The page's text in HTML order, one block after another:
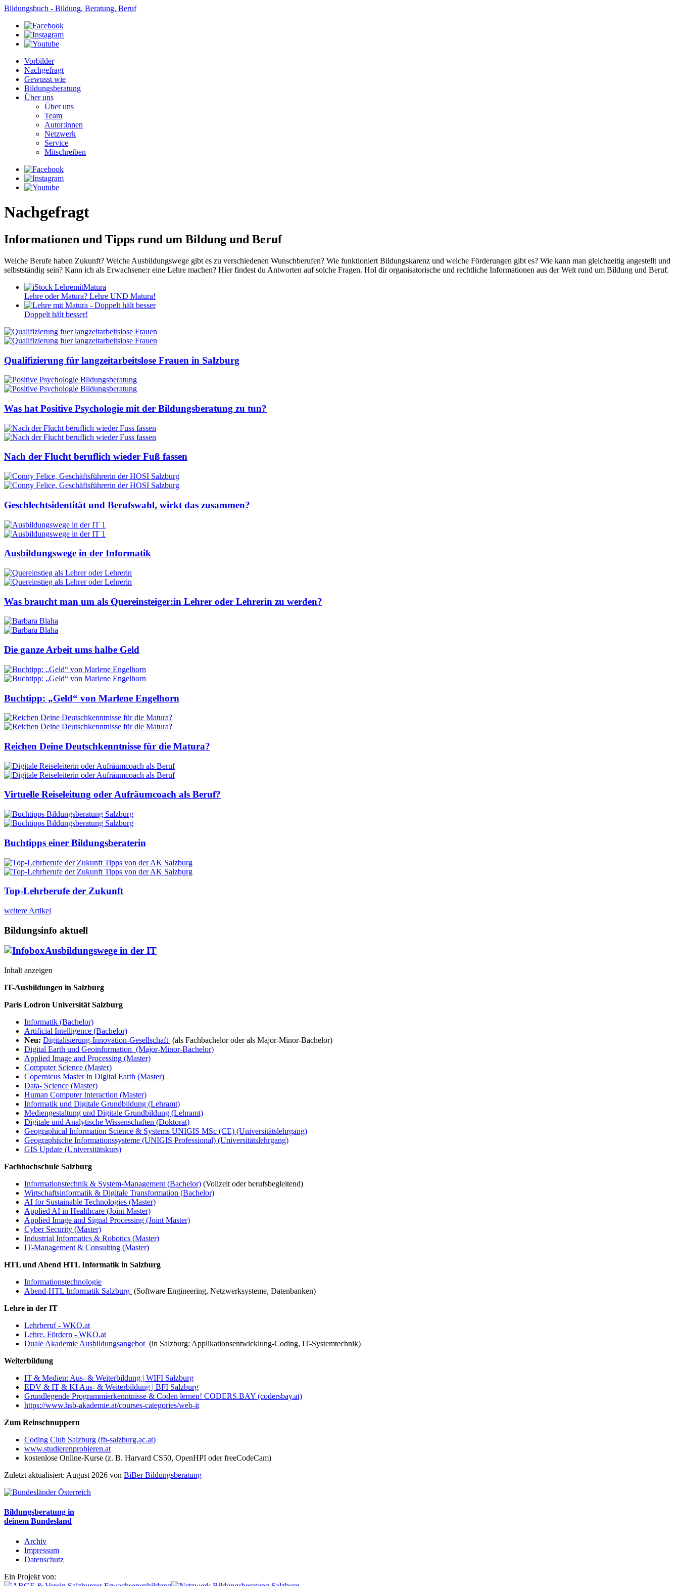
Bildungsbuch - Bildung, Beratung, Beruf
Vorbilder
Nachgefragt
Gewusst wie
Bildungsberatung
Über uns
Über uns
Team
Autor:innen
Netzwerk
Service
Mitschreiben
Nachgefragt
Informationen und Tipps rund um Bildung und Beruf
Welche Berufe haben Zukunft? Welche Ausbildungswege gibt es zu verschiedenen Wunschberufen? Wie funktioniert Bildungskarenz und welche Förderungen gibt es? Wie kann man gleichzeitig angestellt und
selbstständig sein? Kann ich als Erwachsene:r eine Lehre machen? Hier findest du Antworten auf solche Fragen. Hol dir organisatorische und rechtliche Informationen aus der Welt rund um Bildung und Beruf.
Lehre oder Matura? Lehre UND Matura!
Doppelt hält besser!
Qualifizierung für langzeitarbeitslose Frauen in Salzburg
Was hat Positive Psychologie mit der Bildungsberatung zu tun?
Nach der Flucht beruflich wieder Fuß fassen
Geschlechtsidentität und Berufswahl, wirkt das zusammen?
Ausbildungswege in der Informatik
Was braucht man um als Quereinsteiger:in Lehrer oder Lehrerin zu werden?
Die ganze Arbeit ums halbe Geld
Buchtipp: „Geld“ von Marlene Engelhorn
Reichen Deine Deutschkenntnisse für die Matura?
Virtuelle Reiseleitung oder Aufräumcoach als Beruf?
Buchtipps einer Bildungsberaterin
Top-Lehrberufe der Zukunft
weitere Artikel
Bildungsinfo aktuell
Ausbildungswege in der IT
Inhalt anzeigen
IT-Ausbildungen in Salzburg
Paris Lodron Universität Salzburg
Informatik (Bachelor)
Artificial Intelligence (Bachelor)
Neu: Digitalisierung-Innovation-Gesellschaft (als Fachbachelor oder als Major-Minor-Bachelor)
Digital Earth und Geoinformation (Major-Minor-Bachelor)
Applied Image and Processing (Master)
Computer Science (Master)
Copernicus Master in Digital Earth (Master)
Data- Science (Master)
Human Computer Interaction (Master)
Informatik und Digitale Grundbildung (Lehramt)
Mediengestaltung und Digitale Grundbildung (Lehramt)
Digitale und Analytische Wissenschaften (Doktorat)
Geographical Information Science & Systems UNIGIS MSc (CE) (Universitätslehrgang)
Geographische Informationssysteme (UNIGIS Professional) (Universitätslehrgang)
GIS Update (Universitätskurs)
Fachhochschule Salzburg
Informationstechnik & System-Management (Bachelor) (Vollzeit oder berufsbegleitend)
Wirtschaftsinformatik & Digitale Transformation (Bachelor)
AI for Sustainable Technologies (Master)
Applied AI in Healthcare (Joint Master)
Applied Image and Signal Processing (Joint Master)
Cyber Security (Master)
Industrial Informatics & Robotics (Master)
IT-Management & Consulting (Master)
HTL und Abend HTL Informatik in Salzburg
Informationstechnologie
Abend-HTL Informatik Salzburg (Software Engineering, Netzwerksysteme, Datenbanken)
Lehre in der IT
Lehrberuf - WKO.at
Lehre. Fördern - WKO.at
Duale Akademie Ausbildungsangebot (in Salzburg: Applikationsentwicklung-Coding, IT-Systemtechnik)
Weiterbildung
IT & Medien: Aus- & Weiterbildung | WIFI Salzburg
EDV & IT & KI Aus- & Weiterbildung | BFI Salzburg
Grundlegende Programmierkenntnisse & Coden lernen! CODERS.BAY (codersbay.at)
https://www.hsb-akademie.at/courses-categories/web-it
Zum Reinschnuppern
Coding Club Salzburg (fh-salzburg.ac.at)
www.studierenprobieren.at
kostenlose Online-Kurse (z. B. Harvard CS50, OpenHPI oder freeCodeCam)
Zuletzt aktualisiert: August 2026 von BiBer Bildungsberatung
Bildungsberatung in
deinem Bundesland
Archiv
Impressum
Datenschutz
Ein Projekt von: